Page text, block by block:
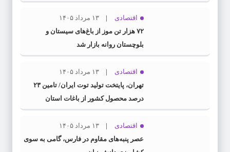
اقتصادی
۱۳ مرداد ۱۴۰۵
۷۲ هزار تن موز از باغ‌های سیستان و
بلوچستان روانه بازار شد
اقتصادی
۱۳ مرداد ۱۴۰۵
تهران، پایتخت تولید توت ایران/ تامین ۲۳
درصد محصول کشور از باغات استان
اقتصادی
۱۳ مرداد ۱۴۰۵
عصر پنبه‌های مقاوم در فارس، گامی به سوی